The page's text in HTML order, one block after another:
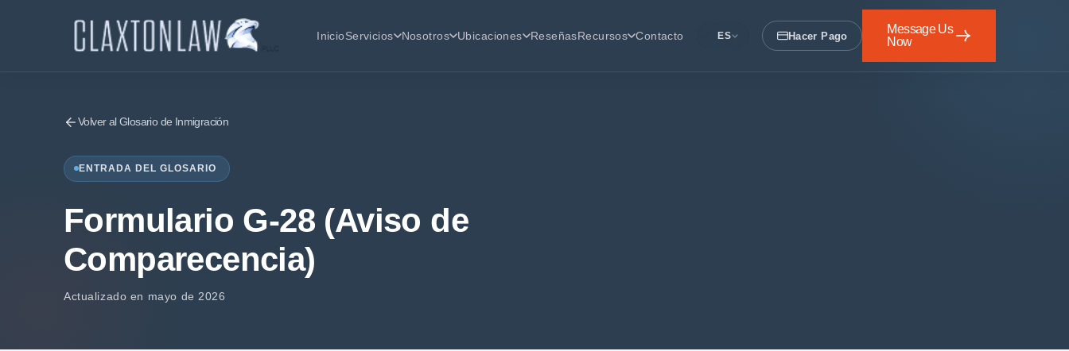
InicioServicios Nosotros Ubicaciones ReseñasRecursos Contacto ES Hacer Pago
Message Us
Now
Volver al Glosario de Inmigración
ENTRADA DEL GLOSARIO
Formulario G-28 (Aviso de
Comparecencia)
Actualizado en mayo de 2026